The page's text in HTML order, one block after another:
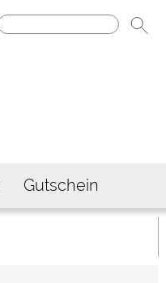
Gutschein